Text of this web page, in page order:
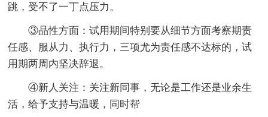
跳，受不了一丁点压力。
③品性方面：试用期间特别要从细节方面考察期责
任感、服从力、执行力，三项尤为责任感不达标的，试
用期两周内坚决辞退。
④新人关注：关注新同事，无论是工作还是业余生
活，给予支持与温暖，同时帮